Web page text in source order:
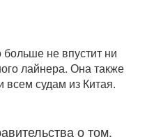
не впустит ни
лайнера. Она также
всем судам из Китая.
о том,